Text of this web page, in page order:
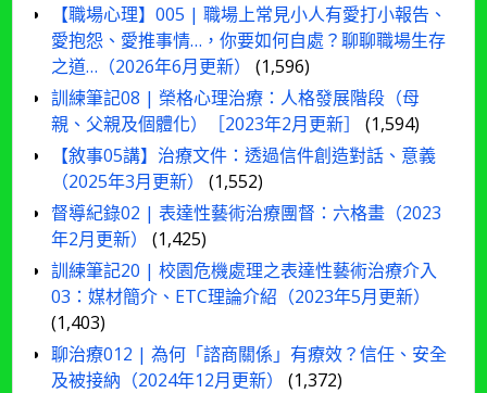
【職場心理】005 | 職場上常見小人有愛打小報告、
愛抱怨、愛推事情…，你要如何自處？聊聊職場生存
之道…（2026年6月更新）
(1,596)
訓練筆記08 | 榮格心理治療：人格發展階段（母
親、父親及個體化）［2023年2月更新］
(1,594)
【敘事05講】治療文件：透過信件創造對話、意義
（2025年3月更新）
(1,552)
督導紀錄02 | 表達性藝術治療團督：六格畫（2023
年2月更新）
(1,425)
訓練筆記20 | 校園危機處理之表達性藝術治療介入
03：媒材簡介、ETC理論介紹（2023年5月更新）
(1,403)
聊治療012 | 為何「諮商關係」有療效？信任、安全
及被接納（2024年12月更新）
(1,372)